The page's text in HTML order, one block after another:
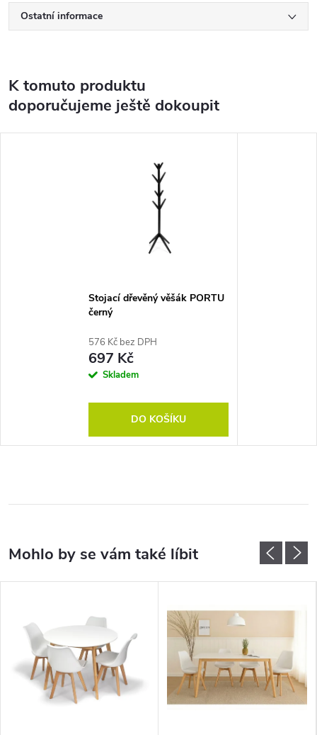
Ostatní informace
K tomuto produktu
doporučujeme ještě dokoupit
Stojací dřevěný věšák PORTU
černý
576 Kč bez DPH
697 Kč
Skladem
DO KOŠÍKU